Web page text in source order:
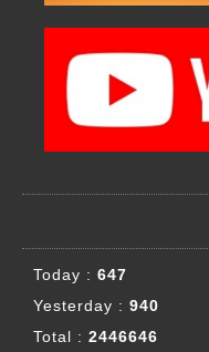
Today : 647
Yesterday : 940
Total : 2446646